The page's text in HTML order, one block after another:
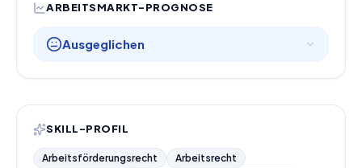
ARBEITSMARKT-PROGNOSE
Ausgeglichen
SKILL-PROFIL
Arbeitsförderungsrecht
Arbeitsrecht